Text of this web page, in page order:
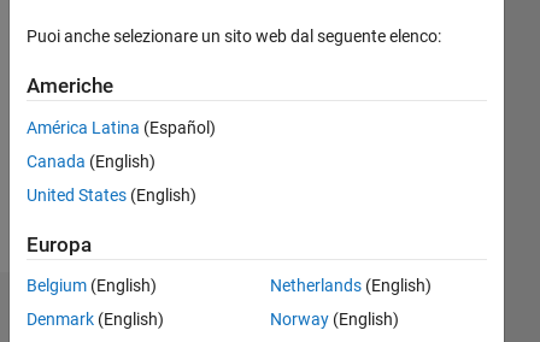
Dashboard
Puoi anche selezionare un sito web dal seguente elenco:
Americhe
América Latina (Español)
Canada (English)
United States (English)
Europa
Belgium (English)
Denmark (English)
Netherlands(English)
Norway(English)